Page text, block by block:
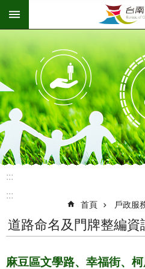
跳到主要內容區塊
:::
:::
首頁 戶政服
道路命名及門牌整編資
麻豆區文學路、幸福街、